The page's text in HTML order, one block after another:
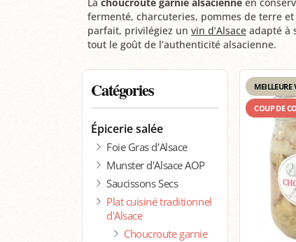
fermenté, charcuteries, pommes de terre
parfait, privilégiez un vin d’Alsace adapté à
tout le goût de l’authenticité alsacienne.
Catégories
Épicerie salée
Foie Gras d'Alsace
Munster d'Alsace AOP
Saucissons Secs
Plat cuisiné traditionnel
d'Alsace
Choucroute garnie
MEILLEURE
COUP DE